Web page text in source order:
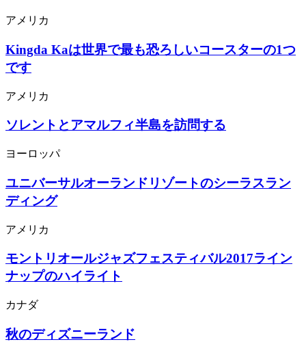
アメリカ
Kingda Kaは世界で最も恐ろしいコースターの1つ
です
アメリカ
ソレントとアマルフィ半島を訪問する
ヨーロッパ
ユニバーサルオーランドリゾートのシーラスラン
ディング
アメリカ
モントリオールジャズフェスティバル2017ライン
ナップのハイライト
カナダ
秋のディズニーランド